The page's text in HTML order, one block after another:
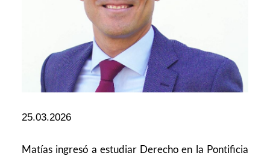
25.03.2026
Matías ingresó a estudiar Derecho en la Pontificia